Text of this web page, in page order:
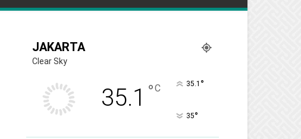
JAKARTA
Clear Sky
35.1 °C 35.1 °
35°